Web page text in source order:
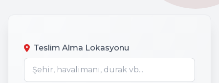
Teslim Alma Lokasyonu